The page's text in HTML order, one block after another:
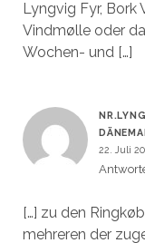
Lyngvig Fyr, Bork
Vindmølle oder
Wochen- und […]
22. Juli
[…] zu den
mehreren der